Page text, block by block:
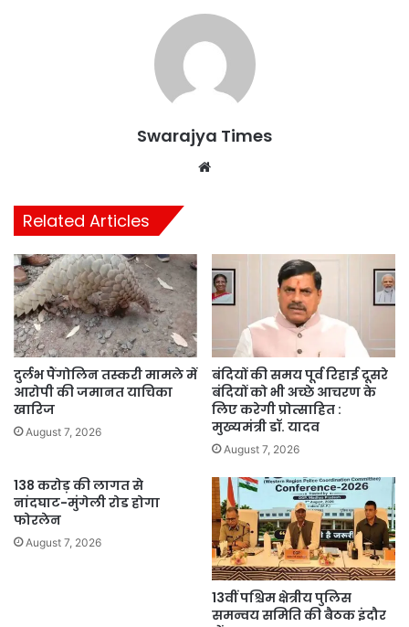
Swarajya Times
Related Articles
दुर्लभ पैंगोलिन तस्करी मामले में
आरोपी की जमानत याचिका
खारिज
August 7, 2026
बंदियों की समय पूर्व रिहाई दूसरे
बंदियों को भी अच्छे आचरण के
लिए करेगी प्रोत्साहित :
मुख्यमंत्री डॉ. यादव
August 7, 2026
138 करोड़ की लागत से
नांदघाट-मुंगेली रोड होगा
फोरलेन
August 7, 2026
13वीं पश्चिम क्षेत्रीय पुलिस
समन्वय समिति की बैठक इंदौर